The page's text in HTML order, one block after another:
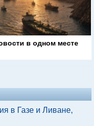
в одном месте
в Газе и Ливане,